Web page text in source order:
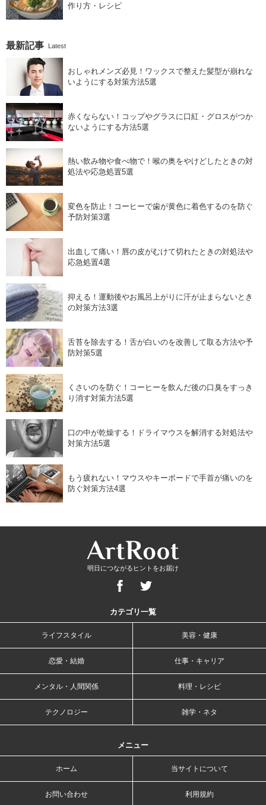
作り方・レシピ
最新記事 Latest
おしゃれメンズ必見！ワックスで整えた髪型が崩れな
いようにする対策方法5選
赤くならない！コップやグラスに口紅・グロスがつか
ないようにする方法5選
熱い飲み物や食べ物で！喉の奥をやけどしたときの対
処法や応急処置5選
変色を防止！コーヒーで歯が黄色に着色するのを防ぐ
予防対策3選
出血して痛い！唇の皮がむけて切れたときの対処法や
応急処置4選
抑える！運動後やお風呂上がりに汗が止まらないとき
の対策方法3選
舌苔を除去する！舌が白いのを改善して取る方法や予
防対策5選
くさいのを防ぐ！コーヒーを飲んだ後の口臭をすっき
り消す対策方法5選
口の中が乾燥する！ドライマウスを解消する対処法や
対策方法5選
もう疲れない！マウスやキーボードで手首が痛いのを
防ぐ対策方法4選
明日につながるヒントをお届け
カテゴリ一覧
ライフスタイル 美容・健康
恋愛・結婚 仕事・キャリア
メンタル・人間関係 料理・レシピ
テクノロジー 雑学・ネタ
メニュー
ホーム 当サイトについて
お問い合わせ 利用規約